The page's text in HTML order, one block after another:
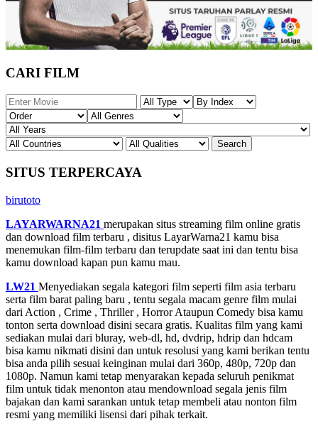
CARI FILM
SITUS TERPERCAYA
birutoto
LAYARWARNA21 merupakan situs streaming film online gratis
dan download film terbaru , disitus LayarWarna21 kamu bisa
menemukan film-film terbaru dan terupdate saat ini dan tentu bisa
kamu download kapan pun kamu mau.
LW21 Menyediakan segala kategori film seperti film asia terbaru
serta film barat paling baru , tentu segala macam genre film mulai
dari Action , Crime , Thriller , Horror Ataupun Comedy bisa kamu
tonton serta download disini secara gratis. Kualitas film yang kami
sediakan mulai dari bluray, web-dl, hd, dvdrip, hdrip dan hdcam
bisa kamu nikmati disini dan untuk resolusi yang kami berikan tentu
bisa anda pilih sesuai keinginan mulai dari 360p, 480p, 720p dan
1080p. Namun kami tetap menyarakan kepada seluruh penikmat
film untuk tidak menonton atau mendownload segala jenis film
bajakan dan kami sarankan untuk tetap membeli atau nonton film
resmi yang memiliki lisensi dari pihak terkait.